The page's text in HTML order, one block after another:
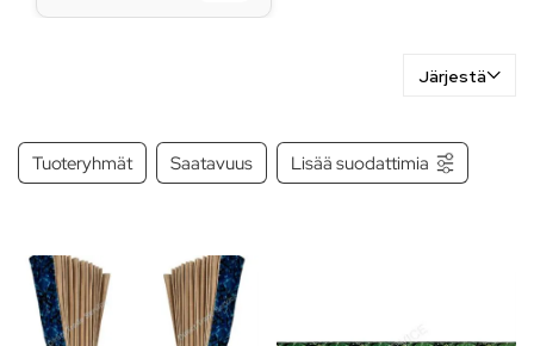
Järjestä
Tuoteryhmät Saatavuus Lisää suodattimia